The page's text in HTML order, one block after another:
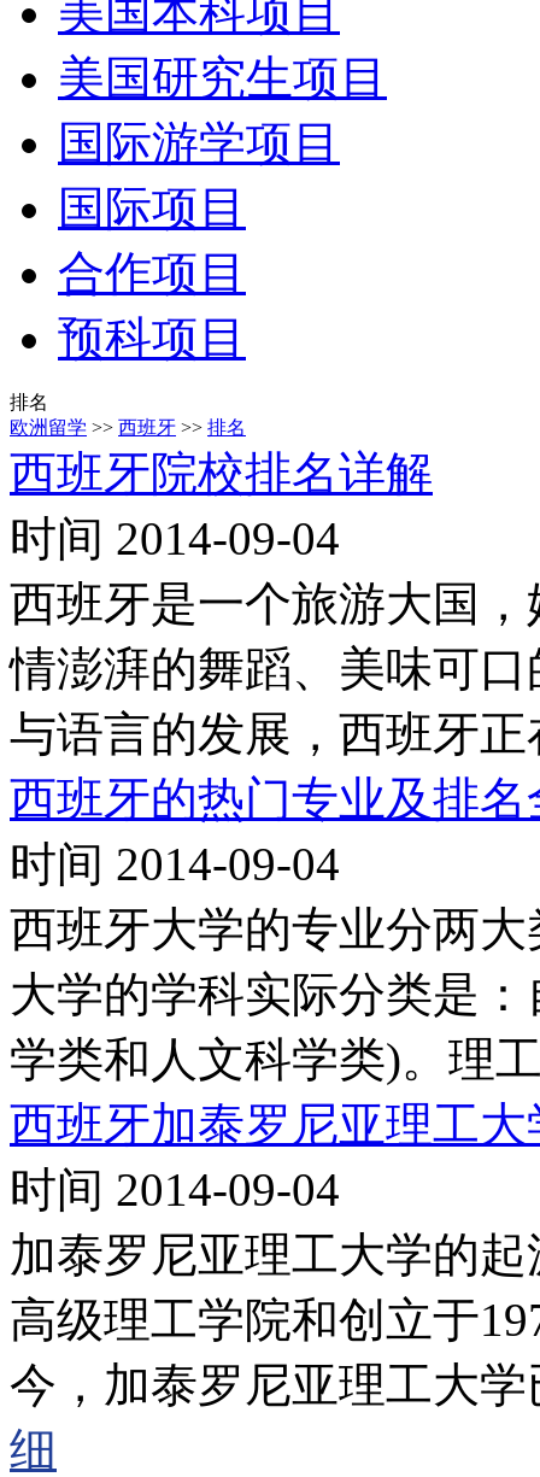
美国本科项目
美国研究生项目
国际游学项目
国际项目
合作项目
预科项目
排名
欧洲留学 >> 西班牙 >> 排名
西班牙院校排名详解
时间 2014-09-04
西班牙是一个旅游大国
情澎湃的舞蹈、美味可
与语言的发展，西班牙
西班牙的热门专业及排名
时间 2014-09-04
西班牙大学的专业分两
大学的学科实际分类是
学类和人文科学类)。理
西班牙加泰罗尼亚理工大
时间 2014-09-04
加泰罗尼亚理工大学的
高级理工学院和创立于
今，加泰罗尼亚理工大
细